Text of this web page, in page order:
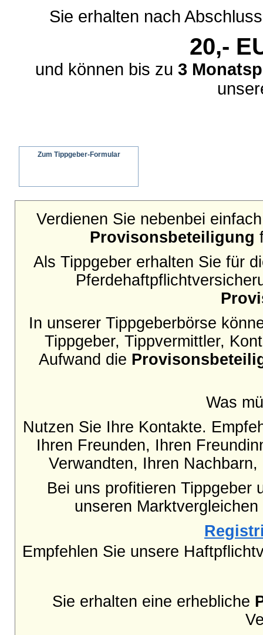
Sie erhalten nach
20,-
und können bis zu 3
Zum Tippgeber-Formular
Verdienen Sie nebenbei
Provisonsbeteiligung
Als Tippgeber erhalten Sie für
In unserer Tippgeberbörse
Tippgeber, Tippvermittler,
Aufwand die
Was
Nutzen Sie Ihre Kontakte.
Ihren Freunden, Ihren
Verwandten, Ihren
Bei uns profitieren Tippgeber
unseren
Empfehlen Sie unsere
Sie erhalten eine erhebliche